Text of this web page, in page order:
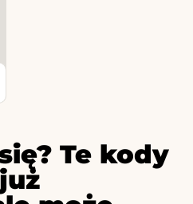
Te kody